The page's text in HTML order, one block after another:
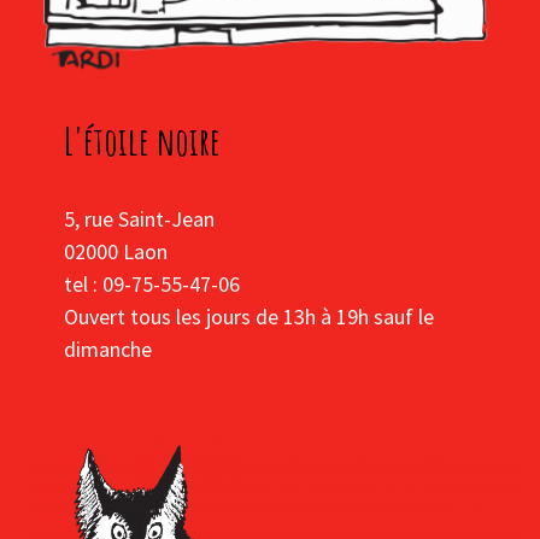
L'étoile noire
5, rue Saint-Jean
02000 Laon
tel : 09-75-55-47-06
Ouvert tous les jours de 13h à 19h sauf le
dimanche